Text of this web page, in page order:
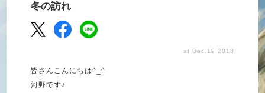
冬の訪れ
at Dec.19.2018
皆さんこんにちは^_^
河野です♪